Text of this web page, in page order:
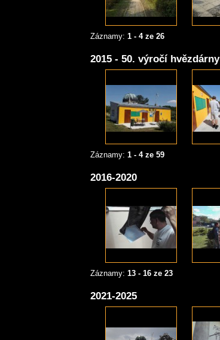
Záznamy: 1 - 4 ze 26
2015 - 50. výročí hvězdárny
Záznamy: 1 - 4 ze 59
2016-2020
Záznamy: 13 - 16 ze 23
2021-2025